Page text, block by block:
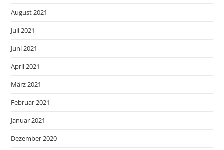
August 2021
Juli 2021
Juni 2021
April 2021
März 2021
Februar 2021
Januar 2021
Dezember 2020